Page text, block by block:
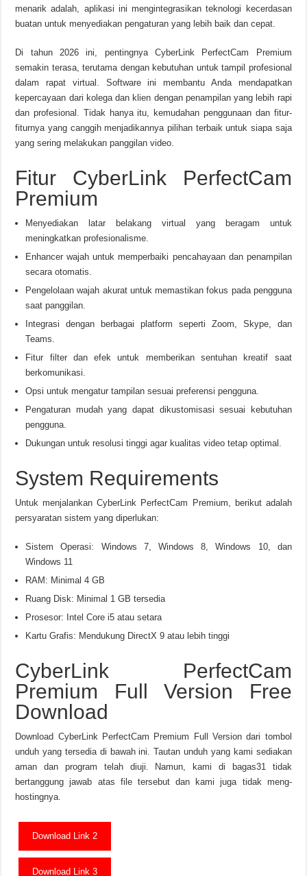
menarik adalah, aplikasi ini mengintegrasikan teknologi kecerdasan
buatan untuk menyediakan pengaturan yang lebih baik dan cepat.
Di tahun 2026 ini, pentingnya CyberLink PerfectCam Premium
semakin terasa, terutama dengan kebutuhan untuk tampil profesional
dalam rapat virtual. Software ini membantu Anda mendapatkan
kepercayaan dari kolega dan klien dengan penampilan yang lebih rapi
dan profesional. Tidak hanya itu, kemudahan penggunaan dan fitur-
fiturnya yang canggih menjadikannya pilihan terbaik untuk siapa saja
yang sering melakukan panggilan video.
Fitur CyberLink PerfectCam
Premium
Menyediakan latar belakang virtual yang beragam untuk
meningkatkan profesionalisme.
Enhancer wajah untuk memperbaiki pencahayaan dan penampilan
secara otomatis.
Pengelolaan wajah akurat untuk memastikan fokus pada pengguna
saat panggilan.
Integrasi dengan berbagai platform seperti Zoom, Skype, dan
Teams.
Fitur filter dan efek untuk memberikan sentuhan kreatif saat
berkomunikasi.
Opsi untuk mengatur tampilan sesuai preferensi pengguna.
Pengaturan mudah yang dapat dikustomisasi sesuai kebutuhan
pengguna.
Dukungan untuk resolusi tinggi agar kualitas video tetap optimal.
System Requirements
Untuk menjalankan CyberLink PerfectCam Premium, berikut adalah
persyaratan sistem yang diperlukan:
Sistem Operasi: Windows 7, Windows 8, Windows 10, dan
Windows 11
RAM: Minimal 4 GB
Ruang Disk: Minimal 1 GB tersedia
Prosesor: Intel Core i5 atau setara
Kartu Grafis: Mendukung DirectX 9 atau lebih tinggi
CyberLink PerfectCam
Premium Full Version Free
Download
Download CyberLink PerfectCam Premium Full Version dari tombol
unduh yang tersedia di bawah ini. Tautan unduh yang kami sediakan
aman dan program telah diuji. Namun, kami di bagas31 tidak
bertanggung jawab atas file tersebut dan kami juga tidak meng-
hostingnya.
Download Link 2
Download Link 3